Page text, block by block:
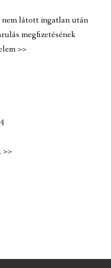
nem látott ingatlan után
megfizetésének
>>
>>